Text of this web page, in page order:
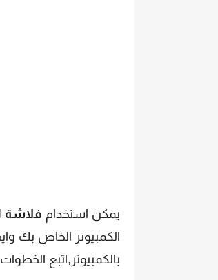
يمكن استخدام فلاشة
بالكمبيوتر,اتبع الخطوات